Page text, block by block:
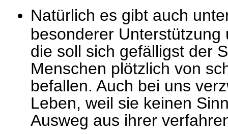
Natürlich es gibt auch
besonderer
die soll sich gefälligst der
Menschen plötzlich von
befallen. Auch bei uns
Leben, weil sie keinen
Ausweg aus ihrer